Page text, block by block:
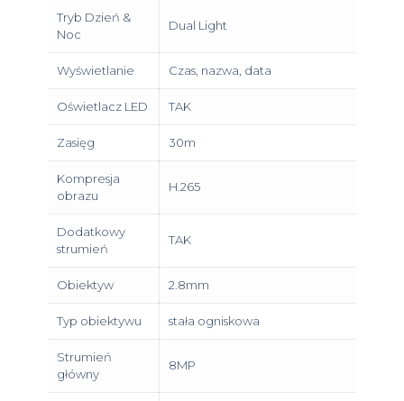
Tryb Dzień &
Noc
Dual Light
Wyświetlanie Czas, nazwa, data
Oświetlacz LED TAK
Zasięg 30m
Kompresja
obrazu
H.265
Dodatkowy
strumień
TAK
Obiektyw 2.8mm
Typ obiektywu stała ogniskowa
Strumień
główny
8MP